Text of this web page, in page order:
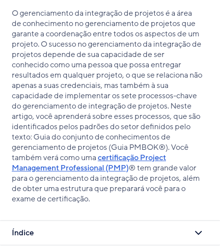
Facebook
X
LinkedIn
O gerenciamento da integração de projetos é a área
de conhecimento no gerenciamento de projetos que
garante a coordenação entre todos os aspectos de um
projeto. O sucesso no gerenciamento da integração de
projetos depende de sua capacidade de ser
conhecido como uma pessoa que possa entregar
resultados em qualquer projeto, o que se relaciona não
apenas a suas credenciais, mas também à sua
capacidade de implementar os sete processos-chave
do gerenciamento de integração de projetos. Neste
artigo, você aprenderá sobre esses processos, que são
identificados pelos padrões do setor definidos pelo
texto: Guia do conjunto de conhecimentos de
gerenciamento de projetos (Guia PMBOK®). Você
também verá como umacertificação Project
Management Professional (PMP)® tem grande valor
para o gerenciamento da integração de projetos, além
de obter uma estrutura que preparará você para o
exame de certificação.
Índice